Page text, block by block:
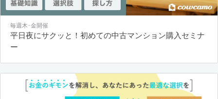
毎週木･金開催
平日夜にサクッと！初めての中古マンション購入セミナ
ー